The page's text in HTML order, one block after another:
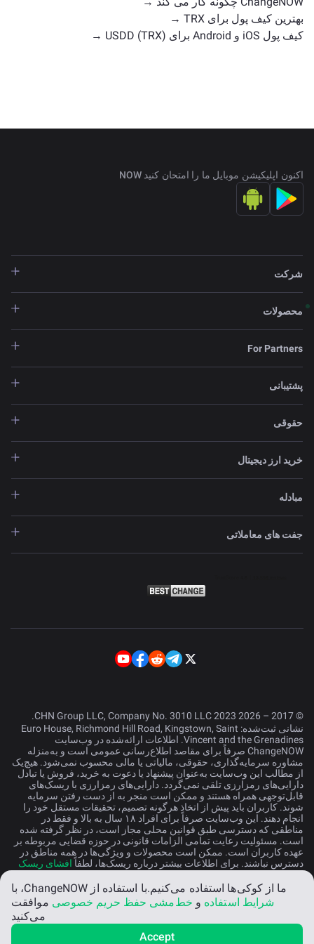
بهترین کیف پول برای TRX →
کیف پول iOS و Android برای USDD (TRX) →
اکنون اپلیکیشن موبایل ما را امتحان کنید NOW
شرکت
محصولات
For Partners
پشتیبانی
حقوقی
خرید ارز دیجیتال
مبادله
جفت های معاملاتی
© 2017 – 2026 CHN Group LLC, Company No. 3010 LLC 2023.
نشانی ثبت‌شده: Euro House, Richmond Hill Road, Kingstown, Saint
Vincent and the Grenadines. اطلاعات ارائه‌شده در وب‌سایت
ChangeNOW صرفاً برای مقاصد اطلاع‌رسانی عمومی است و به‌منزله
مشاوره سرمایه‌گذاری، حقوقی، مالیاتی یا مالی محسوب نمی‌شود. هیچ‌یک
از مطالب این وب‌سایت به‌عنوان پیشنهاد یا دعوت به خرید، فروش یا تبادل
دارایی‌های رمزارزی تلقی نمی‌گردد. دارایی‌های رمزارزی با ریسک‌های
قابل‌توجهی همراه هستند و ممکن است منجر به از دست رفتن سرمایه
شوند. کاربران باید پیش از اتخاذ هرگونه تصمیم، تحقیقات مستقل خود را
انجام دهند. این وب‌سایت صرفاً برای افراد ۱۸ سال به بالا و فقط در
مناطقی که دسترسی طبق قوانین محلی مجاز است، در نظر گرفته شده
است. مسئولیت رعایت تمامی الزامات قانونی در حوزه قضایی مربوطه بر
عهده کاربران است. ممکن است محصولات و ویژگی‌ها در همه مناطق در
دسترس نباشند. برای اطلاعات بیشتر درباره ریسک‌ها، لطفاً افشای ریسک
فارسی
ما از کوکی‌ها استفاده می‌کنیم.با استفاده از ChangeNOW، با
شرایط استفاده و خط‌مشی حفظ حریم خصوصی موافقت
می‌کنید
Accept